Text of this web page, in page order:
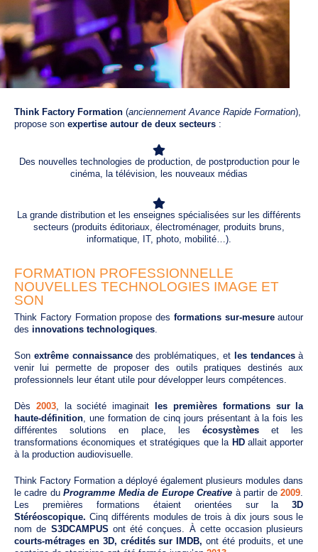
Think Factory Formation (anciennement Avance Rapide Formation),
propose son expertise autour de deux secteurs :
Des nouvelles technologies de production, de postproduction pour le
cinéma, la télévision, les nouveaux médias
La grande distribution et les enseignes spécialisées sur les différents
secteurs (produits éditoriaux, électroménager, produits bruns,
informatique, IT, photo, mobilité…).
FORMATION PROFESSIONNELLE
NOUVELLES TECHNOLOGIES IMAGE ET
SON
Think Factory Formation propose des formations sur-mesureautour
des innovations technologiques
Son extrême connaissancedes problématiques, etles tendancesà
venir lui permette de proposer des outils pratiques destinés aux
professionnels leur étant utile pour développer leurs compétences.
Dès 2003, la société imaginait les premières formations sur la
haute-définition , une formation de cinq jours présentant à la fois les
différentes solutions en place, les écosystèmeset les
transformations économiques et stratégiques que la HDallait apporter
à la production audiovisuelle.
Think Factory Formation a déployé également plusieurs modules dans
le cadre duProgramme Media de Europe Creative à partir de2009
Les premières formations étaient orientées sur la3D
Stéréoscopique. Cinq différents modules de trois à dix jours sous le
nom de S3DCAMPUS ont été conçues. À cette occasion plusieurs
courts-métrages en 3D, crédités sur IMDB, ont été produits, et une